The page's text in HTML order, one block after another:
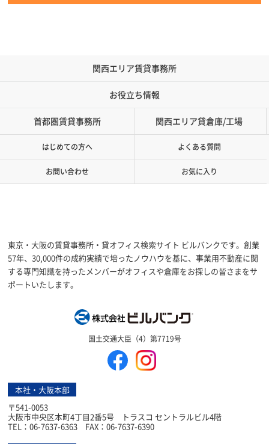
関西エリア賃貸事務所
お役立ち情報
首都圏賃貸事務所 関西エリア貸倉庫/工場
はじめての方へ よくある質問
お問い合わせ お気に入り
東京・大阪の賃貸事務所・貸オフィス検索サイト ビルバンクです。創業
57年、30,000件の成約実績で培ったノウハウを基に、事業用不動産に関
する専門知識を持ったメンバーがオフィスや倉庫をお探しの皆さまをサ
ポートいたします。
国土交通大臣（4）第7719号
本社・大阪本部
〒541-0053
大阪市中央区本町4丁目2番5号 トラスコ セントラルビル4階
TEL：06-7637-6363 FAX：06-7637-6390